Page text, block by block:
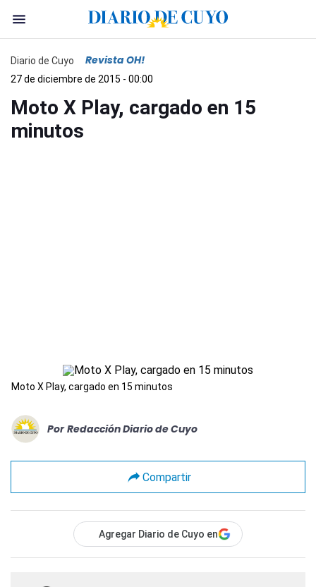
Diario de Cuyo Revista OH!
27 de diciembre de 2015 - 00:00
Moto X Play, cargado en 15
minutos
Moto X Play, cargado en 15 minutos
Por Redacción Diario de Cuyo
Compartir
Agregar Diario de Cuyo en